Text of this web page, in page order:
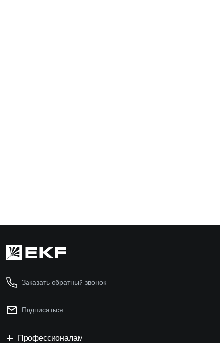
Заказать обратный звонок
Подписаться
Профессионалам